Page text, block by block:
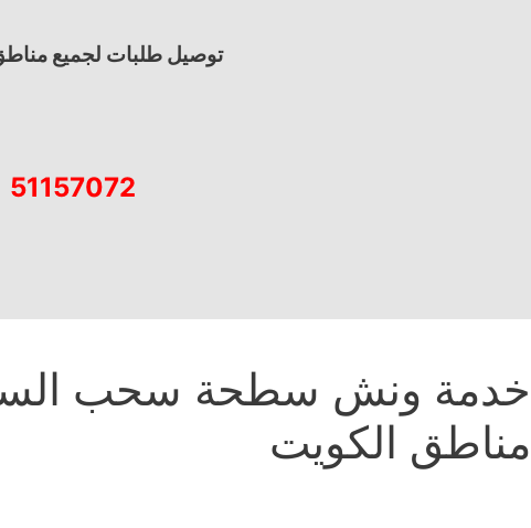
توصيل طلبات لجميع
51157072
خدمة ونش سطحة سحب
مناطق الكويت